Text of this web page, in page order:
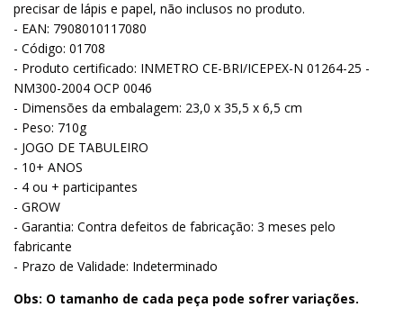
precisar de lápis e papel, não inclusos no produto.
- EAN: 7908010117080
- Código: 01708
- Produto certificado: INMETRO CE-BRI/ICEPEX-N 01264-25 -
NM300-2004 OCP 0046
- Dimensões da embalagem: 23,0 x 35,5 x 6,5 cm
- Peso: 710g
- JOGO DE TABULEIRO
- 10+ ANOS
- 4 ou + participantes
- GROW
- Garantia: Contra defeitos de fabricação: 3 meses pelo
fabricante
- Prazo de Validade: Indeterminado
Obs: O tamanho de cada peça pode sofrer variações.